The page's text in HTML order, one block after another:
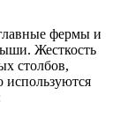
фермы и
Жесткость
столбов,